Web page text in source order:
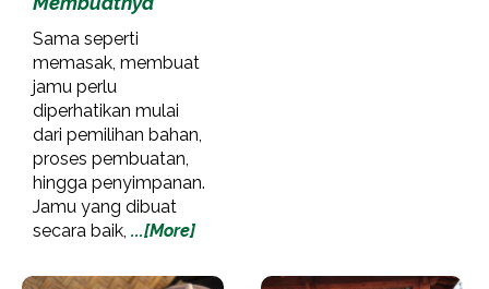
Sama seperti
memasak, membuat
jamu perlu
diperhatikan mulai
dari pemilihan bahan,
proses pembuatan,
hingga penyimpanan.
Jamu yang dibuat
secara baik, ...[More]